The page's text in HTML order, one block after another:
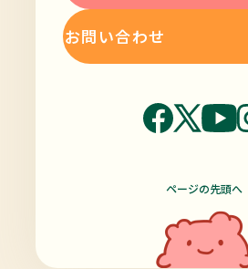
お問い合わせ
ページの先頭へ